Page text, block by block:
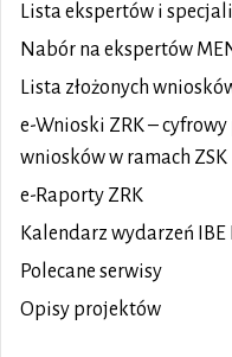
Lista ekspertów i
Nabór na ekspertów
Lista złożonych
e-Wnioski ZRK –
wniosków w ramach ZSK
e-Raporty ZRK
Kalendarz wydarzeń IBE
Polecane serwisy
Opisy projektów